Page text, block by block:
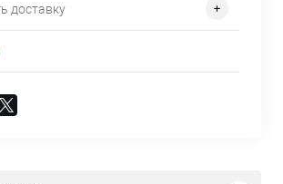
доставку